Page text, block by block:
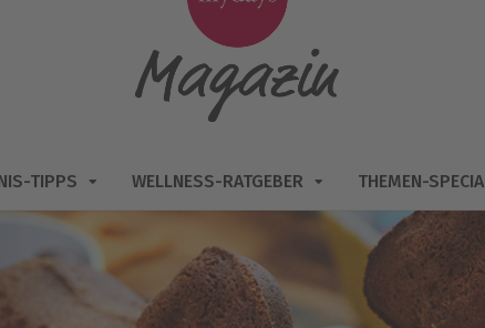
TIPPS WELLNESS-RATGEBER THEMEN-